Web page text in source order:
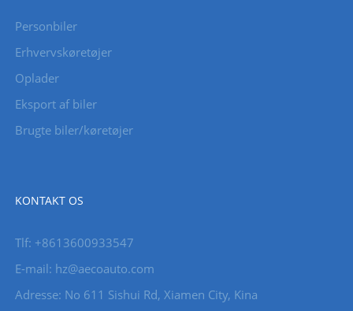
Personbiler
Erhvervskøretøjer
Oplader
Eksport af biler
Brugte biler/køretøjer
KONTAKT OS
Tlf: +8613600933547
E-mail: hz@aecoauto.com
Adresse: No 611 Sishui Rd, Xiamen City, Kina